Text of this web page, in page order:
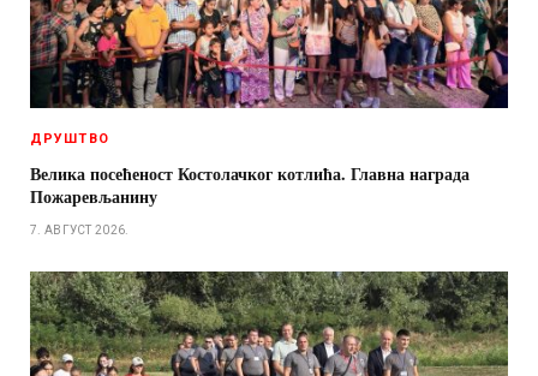
ДРУШТВО
Велика посећеност Костолачког котлића. Главна награда
Пожаревљанину
7. АВГУСТ 2026.